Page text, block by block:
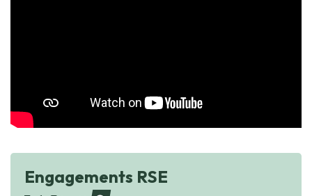
Engagements RSE